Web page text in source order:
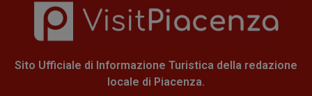
Sito Ufficiale di Informazione Turistica della redazione
locale di Piacenza.